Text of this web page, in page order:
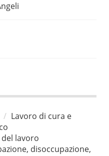
Lavoro di cura e
lavoro
disoccupazione,